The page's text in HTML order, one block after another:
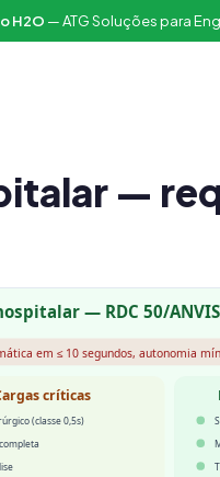
H2O — ATG Soluções para
—